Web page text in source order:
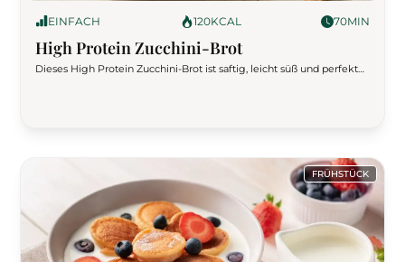
EINFACH 120KCAL 70MIN
High Protein Zucchini-Brot
Dieses High Protein Zucchini-Brot ist saftig, leicht süß und perfekt
FRÜHSTÜCK